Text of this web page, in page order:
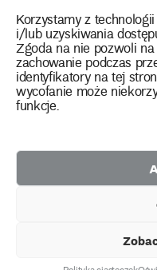
Korzystamy z
i/lub uzyskiwania
Zgoda na nie pozwoli
zachowanie podczas
identyfikatory na tej
wycofanie może
funkcje.
Kontakt
instagram
twitterfacebooktiktok
2026 Copyright by
Polityka prywatności